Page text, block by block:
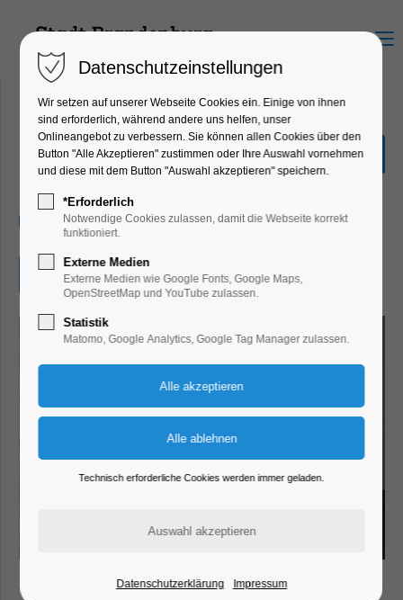
Menu
Ausstellung"frauenHAFT"
Ausstellung
06.08.2026, 13:00–17:00
Eintritt frei
Datenschutzeinstellungen
Wir setzen auf unserer Webseite Cookies ein. Einige von ihnen
sind erforderlich, während andere uns helfen, unser
Onlineangebot zu verbessern. Sie können allen Cookies über den
Button "Alle Akzeptieren" zustimmen oder Ihre Auswahl vornehmen
und diese mit dem Button "Auswahl akzeptieren" speichern.
*Erforderlich
Notwendige Cookies zulassen, damit die Webseite korrekt
funktioniert.
Externe Medien
Externe Medien wie Google Fonts, Google Maps,
OpenStreetMap und YouTube zulassen.
Statistik
Matomo, Google Analytics, Google Tag Manager zulassen.
Technisch erforderliche Cookies werden immer geladen.
Datenschutzerklärung Impressum